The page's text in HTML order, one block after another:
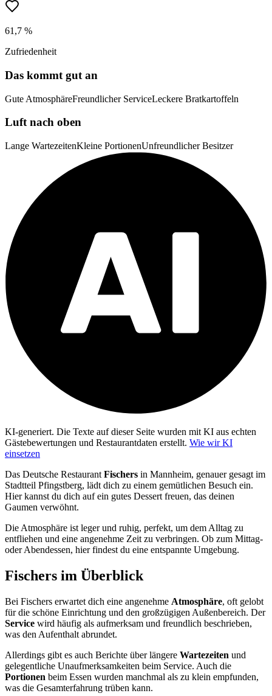
61,7 %
Zufriedenheit
Das kommt gut an
Gute AtmosphäreFreundlicher ServiceLeckere Bratkartoffeln
Luft nach oben
Lange WartezeitenKleine PortionenUnfreundlicher Besitzer
KI-generiert. Die Texte auf dieser Seite wurden mit KI aus echten
Gästebewertungen und Restaurantdaten erstellt. Wie wir KI
einsetzen
Das Deutsche Restaurant Fischers in Mannheim, genauer gesagt im
Stadtteil Pfingstberg, lädt dich zu einem gemütlichen Besuch ein.
Hier kannst du dich auf ein gutes Dessert freuen, das deinen
Gaumen verwöhnt.
Die Atmosphäre ist leger und ruhig, perfekt, um dem Alltag zu
entfliehen und eine angenehme Zeit zu verbringen. Ob zum Mittag-
oder Abendessen, hier findest du eine entspannte Umgebung.
Fischers im Überblick
Bei Fischers erwartet dich eine angenehme Atmosphäre, oft gelobt
für die schöne Einrichtung und den großzügigen Außenbereich. Der
Service wird häufig als aufmerksam und freundlich beschrieben,
was den Aufenthalt abrundet.
Allerdings gibt es auch Berichte über längere Wartezeiten und
gelegentliche Unaufmerksamkeiten beim Service. Auch die
Portionen beim Essen wurden manchmal als zu klein empfunden,
was die Gesamterfahrung trüben kann.